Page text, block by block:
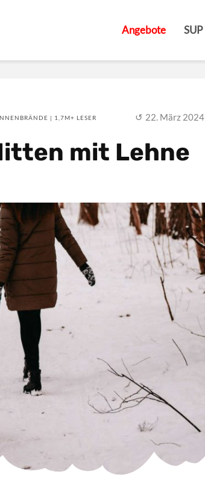
Angebote SUP
| 1,7M+ LESER 22. März 2024
mit Lehne